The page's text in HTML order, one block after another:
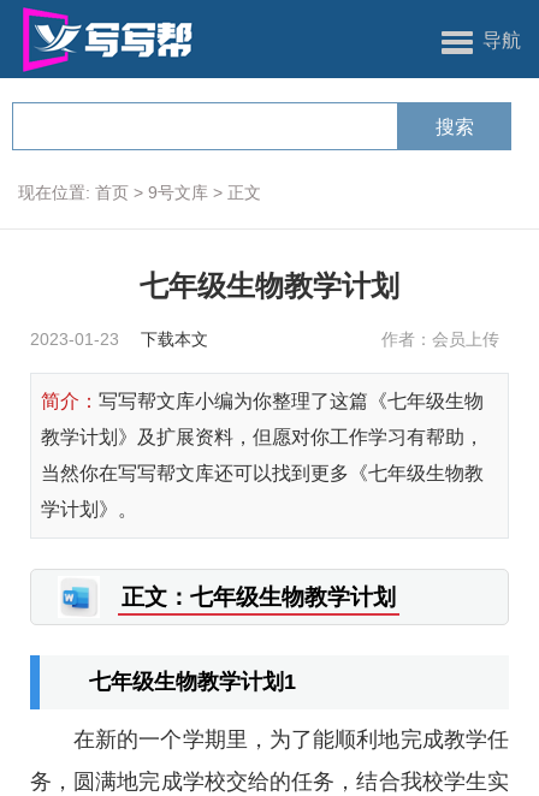
导航
现在位置: 首页 > 9号文库 > 正文
七年级生物教学计划
2023-01-23 下载本文 作者：会员上传
简介： 写写帮文库小编为你整理了这篇《七年级生物
教学计划》及扩展资料，但愿对你工作学习有帮助，
当然你在写写帮文库还可以找到更多《七年级生物教
学计划》。
正文：七年级生物教学计划
七年级生物教学计划1
在新的一个学期里，为了能顺利地完成教学任
务，圆满地完成学校交给的任务，结合我校学生实